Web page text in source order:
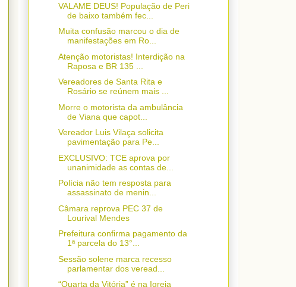
VALAME DEUS! População de Peri
de baixo também fec...
Muita confusão marcou o dia de
manifestações em Ro...
Atenção motoristas! Interdição na
Raposa e BR 135 ...
Vereadores de Santa Rita e
Rosário se reúnem mais ...
Morre o motorista da ambulância
de Viana que capot...
Vereador Luis Vilaça solicita
pavimentação para Pe...
EXCLUSIVO: TCE aprova por
unanimidade as contas de...
Polícia não tem resposta para
assassinato de menin...
Câmara reprova PEC 37 de
Lourival Mendes
Prefeitura confirma pagamento da
1ª parcela do 13°...
Sessão solene marca recesso
parlamentar dos veread...
“Quarta da Vitória” é na Igreja